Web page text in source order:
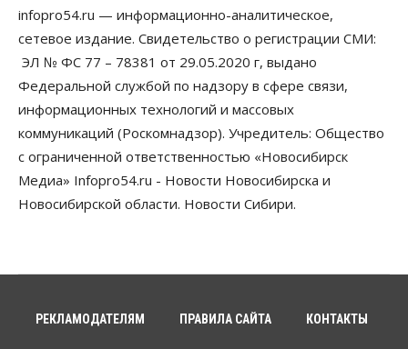
infopro54.ru — информационно-аналитическое,
сетевое издание. Свидетельство о регистрации СМИ:
ЭЛ № ФС 77 – 78381 от 29.05.2020 г, выдано
Федеральной службой по надзору в сфере связи,
информационных технологий и массовых
коммуникаций (Роскомнадзор). Учредитель: Общество
с ограниченной ответственностью «Новосибирск
Медиа» Infopro54.ru - Новости Новосибирска и
Новосибирской области. Новости Сибири.
РЕКЛАМОДАТЕЛЯМ ПРАВИЛА САЙТА КОНТАКТЫ